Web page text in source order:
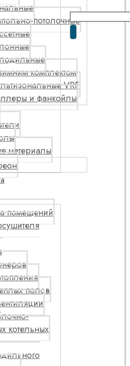
потолочные
комплектом
VRF
и фанкойлы
материалы
помещений
полов
котельных